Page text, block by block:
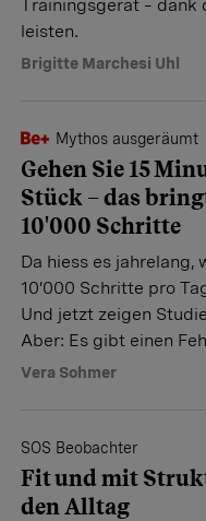
Trainingsgerät – dank
leisten.
Brigitte Marchesi Uhl
Mythos ausgeräumt
Gehen Sie 15
Stück – das
10'000 Schritte
Da hiess es jahrelang,
10’000 Schritte pro
Und jetzt zeigen
Aber: Es gibt einen
Vera Sohmer
SOS Beobachter
Fit und mit
den Alltag